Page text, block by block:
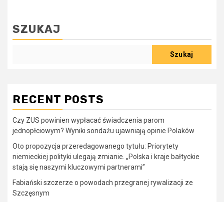
SZUKAJ
Szukaj
RECENT POSTS
Czy ZUS powinien wypłacać świadczenia parom
jednopłciowym? Wyniki sondażu ujawniają opinie Polaków
Oto propozycja przeredagowanego tytułu: Priorytety
niemieckiej polityki ulegają zmianie. „Polska i kraje bałtyckie
stają się naszymi kluczowymi partnerami”
Fabiański szczerze o powodach przegranej rywalizacji ze
Szczęsnym